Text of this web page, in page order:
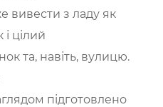
вивести з ладу як
цілий
та, навіть, вулицю.
підготовлено